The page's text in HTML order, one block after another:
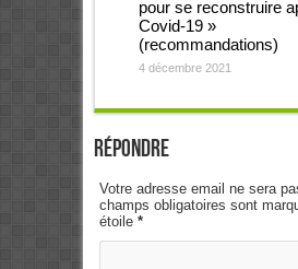
pour se reconstruire
Covid-19 »
(recommandations)
4 décembre 2021
Répondre
Votre adresse email ne sera
champs obligatoires sont
étoile *